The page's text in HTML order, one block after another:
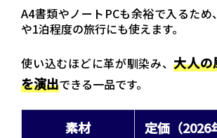
A4書類やノートPCも余裕で入るた
や1泊程度の旅行にも使えます。
使い込むほどに革が馴染み、大人の
を演出できる一品です。
素材 定価（2026